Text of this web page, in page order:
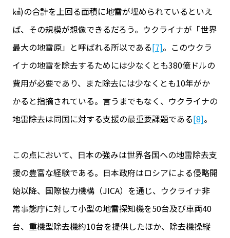
㎢)の合計を上回る面積に地雷が埋められているといえ
ば、その規模が想像できるだろう。ウクライナが「世界
最大の地雷原」と呼ばれる所以である[7]。このウクラ
イナの地雷を除去するためには少なくとも380億ドルの
費用が必要であり、また除去には少なくとも10年がか
かると指摘されている。言うまでもなく、ウクライナの
地雷除去は同国に対する支援の最重要課題である[8]。
この点において、日本の強みは世界各国への地雷除去支
援の豊富な経験である。日本政府はロシアによる侵略開
始以降、国際協力機構（JICA）を通じ、ウクライナ非
常事態庁に対して小型の地雷探知機を50台及び車両40
台、重機型除去機約10台を提供したほか、除去機操縦